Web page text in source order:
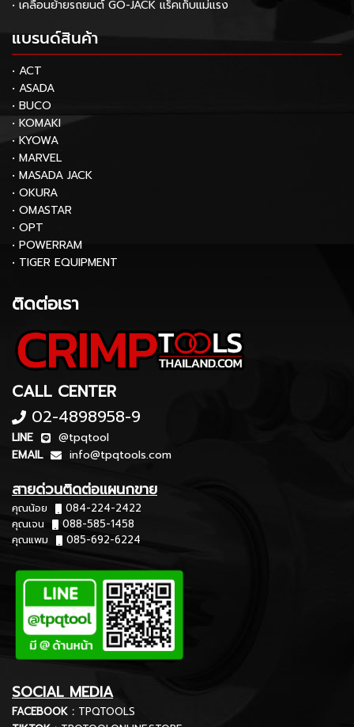
• เคลื่อนย้ายรถยนต์ GO-JACK แร็คเก็บแม่แรง
แบรนด์สินค้า
• ACT
• ASADA
• BUCO
• KOMAKI
• KYOWA
• MARVEL
• MASADA JACK
• OKURA
• OMASTAR
• OPT
• POWERRAM
• TIGER EQUIPMENT
ติดต่อเรา
CALL CENTER
02-4898958-9
LINE
@tpqtool
EMAIL
info@tpqtools.com
สายด่วนติดต่อแผนกขาย
คุณน้อย
084-224-2422
คุณเจน
088-585-1458
คุณแพม
085-692-6224
SOCIAL MEDIA
FACEBOOK : TPQTOOLS